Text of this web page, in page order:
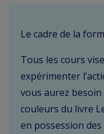
Le cadre de la
Tous les cours
expérimenter
vous aurez besoin
couleurs du livre
en possession